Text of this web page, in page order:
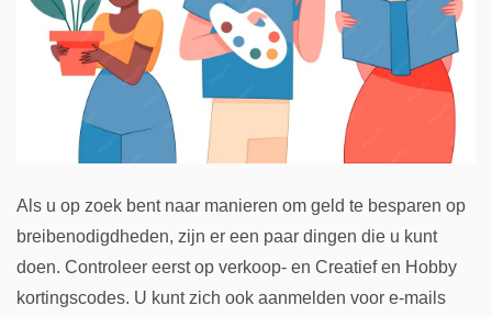
Als u op zoek bent naar manieren om geld te besparen op
breibenodigdheden, zijn er een paar dingen die u kunt
doen. Controleer eerst op verkoop- en Creatief en Hobby
kortingscodes. U kunt zich ook aanmelden voor e-mails